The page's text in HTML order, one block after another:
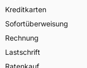
Kreditkarten
Sofortüberweisung
Rechnung
Lastschrift
Ratenkauf